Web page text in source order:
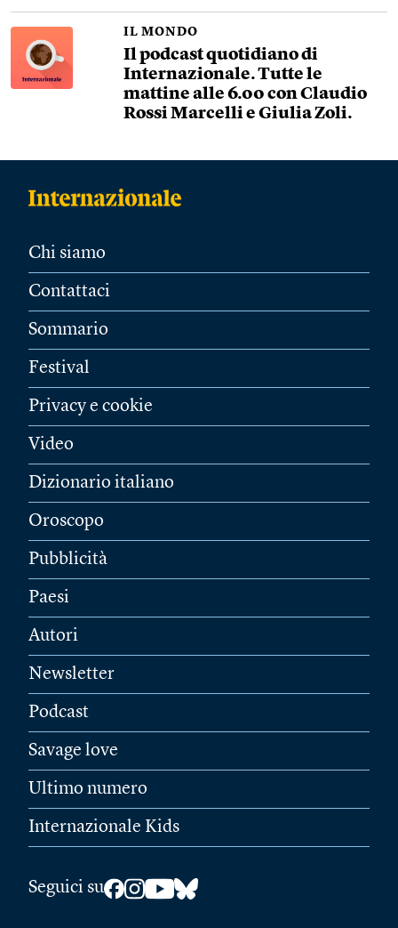
IL MONDO
Il podcast quotidiano di
Internazionale. Tutte le
mattine alle 6.00 con Claudio
Rossi Marcelli e Giulia Zoli.
Chi siamo
Contattaci
Sommario
Festival
Privacy e cookie
Video
Dizionario italiano
Oroscopo
Pubblicità
Paesi
Autori
Newsletter
Podcast
Savage love
Ultimo numero
Internazionale Kids
Seguici su